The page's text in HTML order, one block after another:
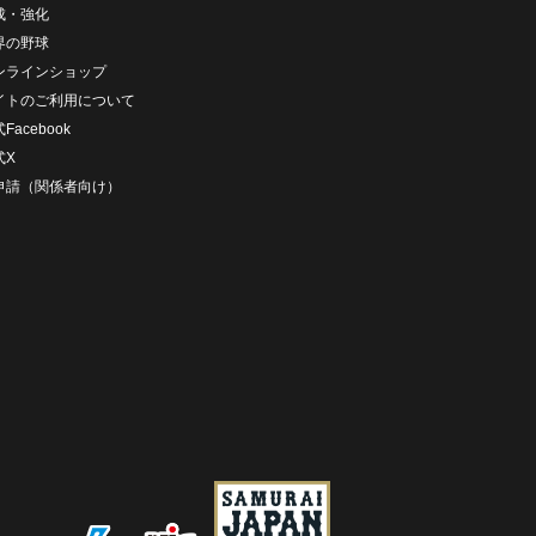
・強化
の野球
ラインショップ
トのご利用について
Facebook
X
請（関係者向け）